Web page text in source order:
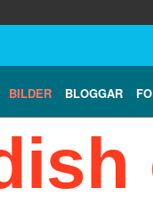
BILDER BLOGGAR